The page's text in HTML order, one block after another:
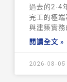
過去的2-4
完工的極
與建築實
閱讀全文 »
2026-08-05